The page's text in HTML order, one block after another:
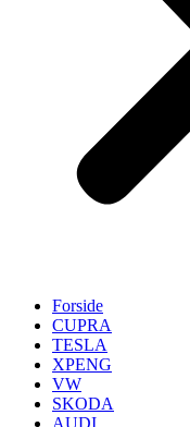
Forside
CUPRA
TESLA
XPENG
VW
SKODA